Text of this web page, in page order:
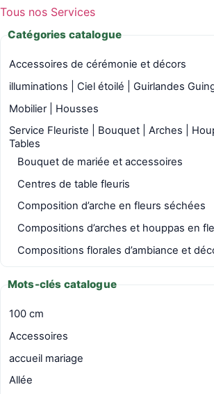
Tous nos Services
Catégories catalogue
Accessoires de cérémonie et décors
illuminations | Ciel étoilé | Guirlandes
Mobilier | Housses
Service Fleuriste | Bouquet | Arches |
Tables
Bouquet de mariée et accessoires
Centres de table fleuris
Composition d’arche en fleurs séchées
Compositions d’arches et houppas en
Compositions florales d’ambiance et
Mots-clés catalogue
100 cm
Accessoires
accueil mariage
Allée